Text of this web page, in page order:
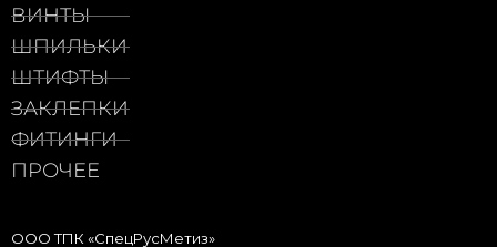
ВИНТЫ
ШПИЛЬКИ
ШТИФТЫ
ЗАКЛЕПКИ
ФИТИНГИ
ПРОЧЕЕ
ООО ТПК «СпецРусМетиз»